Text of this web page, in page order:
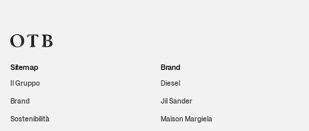
Sitemap
Il Gruppo
Brand
Sostenibilità
Brand
Diesel
Jil Sander
Maison Margiela